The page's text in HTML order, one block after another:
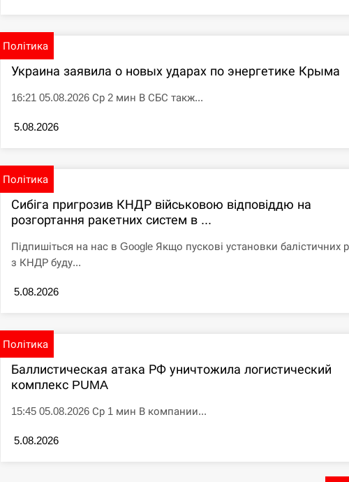
Політика
Украина заявила о новых ударах по энергетике Крыма
16:21 05.08.2026 Ср 2 мин В СБС такж...
5.08.2026
Політика
Сибіга пригрозив КНДР військовою відповіддю на
розгортання ракетних систем в ...
Підпишіться на нас в Google Якщо пускові установки балістичних
з КНДР буду...
5.08.2026
Політика
Баллистическая атака РФ уничтожила логистический
комплекс PUMA
15:45 05.08.2026 Ср 1 мин В компании...
5.08.2026